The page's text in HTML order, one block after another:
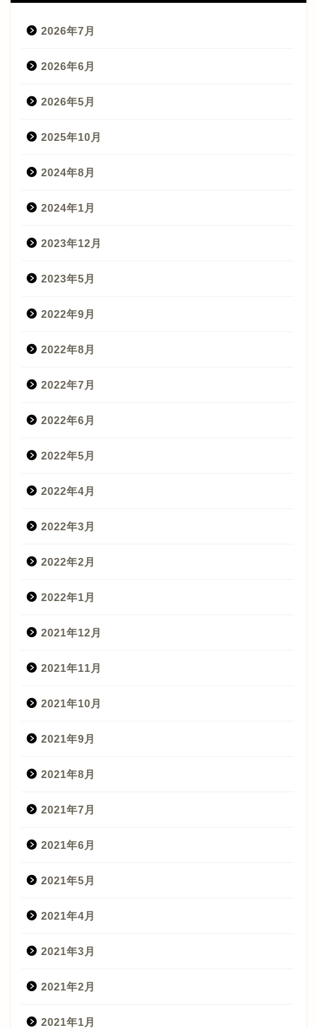
2026年7月
2026年6月
2026年5月
2025年10月
2024年8月
2024年1月
2023年12月
2023年5月
2022年9月
2022年8月
2022年7月
2022年6月
2022年5月
2022年4月
2022年3月
2022年2月
2022年1月
2021年12月
2021年11月
2021年10月
2021年9月
2021年8月
2021年7月
2021年6月
2021年5月
2021年4月
2021年3月
2021年2月
2021年1月